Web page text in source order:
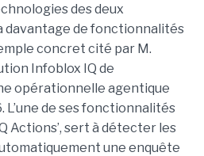
des deux
de fonctionnalités
concret cité par M.
Infoblox IQ de
opérationnelle agentique
L’une de ses fonctionnalités
Actions’, sert à détecter les
une enquête